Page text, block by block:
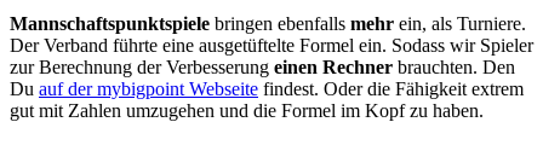
Mannschaftspunktspiele bringen ebenfalls mehr ein, als Turniere.
Der Verband führte eine ausgetüftelte Formel ein. Sodass wir Spieler
zur Berechnung der Verbesserung einen Rechner brauchten. Den
Du auf der mybigpoint Webseite findest. Oder die Fähigkeit extrem
gut mit Zahlen umzugehen und die Formel im Kopf zu haben.